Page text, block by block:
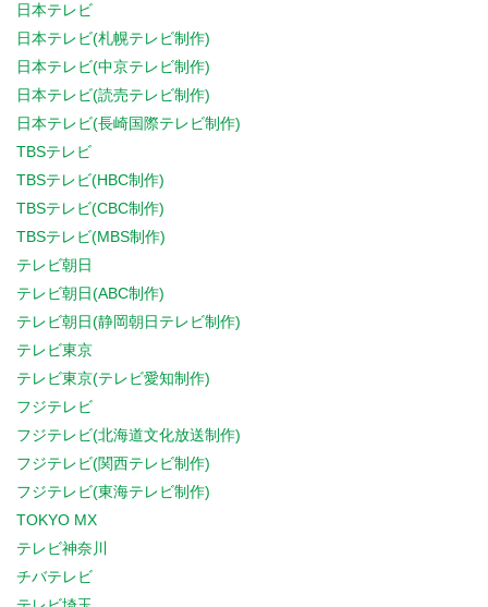
日本テレビ
日本テレビ(札幌テレビ制作)
日本テレビ(中京テレビ制作)
日本テレビ(読売テレビ制作)
日本テレビ(長崎国際テレビ制作)
TBSテレビ
TBSテレビ(HBC制作)
TBSテレビ(CBC制作)
TBSテレビ(MBS制作)
テレビ朝日
テレビ朝日(ABC制作)
テレビ朝日(静岡朝日テレビ制作)
テレビ東京
テレビ東京(テレビ愛知制作)
フジテレビ
フジテレビ(北海道文化放送制作)
フジテレビ(関西テレビ制作)
フジテレビ(東海テレビ制作)
TOKYO MX
テレビ神奈川
チバテレビ